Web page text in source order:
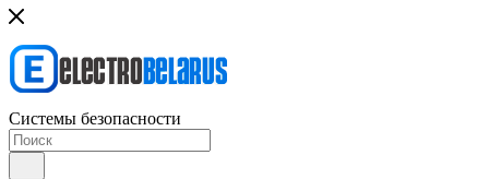
Системы безопасности